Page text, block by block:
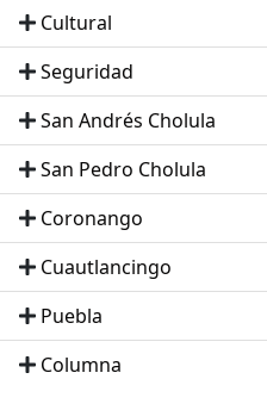
Cultural
Seguridad
San Andrés Cholula
San Pedro Cholula
Coronango
Cuautlancingo
Puebla
Columna